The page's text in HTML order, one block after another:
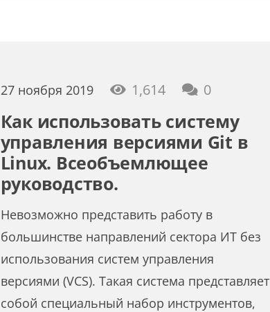
27 ноября 2019 1,614 0
Как использовать систему
управления версиями Git в
Linux. Всеобъемлющее
руководство.
Невозможно представить работу в
большинстве направлений сектора ИТ без
использования систем управления
версиями (VCS). Такая система представляет
собой специальный набор инструментов,